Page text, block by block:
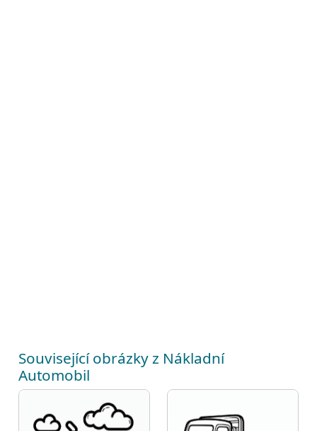
Související obrázky z Nákladní
Automobil